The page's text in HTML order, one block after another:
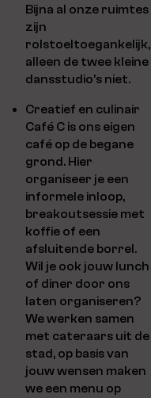
Bijna al onze ruimtes
zijn
rolstoeltoegankelijk,
alleen de twee kleine
dansstudio’s niet.
Creatief en culinair
Café C is ons eigen
café op de begane
grond. Hier
organiseer je een
informele inloop,
breakoutsessie met
koffie of een
afsluitende borrel.
Wil je ook jouw lunch
of diner door ons
laten organiseren?
We werken samen
met cateraars uit de
stad, op basis van
jouw wensen maken
we een menu op